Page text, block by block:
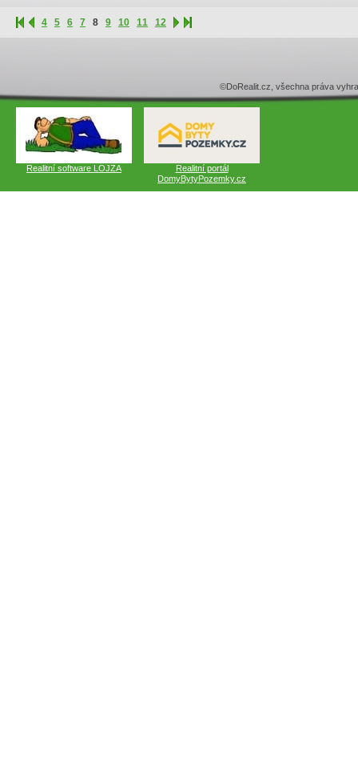
4 5 6 7 8 9 10 11 12
©DoRealit.cz, všechna práva
Realitní software LOJZA
Realitní portál
DomyBytyPozemky.cz